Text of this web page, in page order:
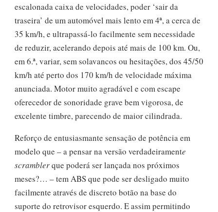
escalonada caixa de velocidades, poder ‘sair da
traseira’ de um automóvel mais lento em 4ª, a cerca de
35 km/h, e ultrapassá-lo facilmente sem necessidade
de reduzir, acelerando depois até mais de 100 km. Ou,
em 6.ª, variar, sem solavancos ou hesitações, dos 45/50
km/h até perto dos 170 km/h de velocidade máxima
anunciada. Motor muito agradável e com escape
oferecedor de sonoridade grave bem vigorosa, de
excelente timbre, parecendo de maior cilindrada.
Reforço de entusiasmante sensação de potência em
modelo que – a pensar na versão verdadeiramente
scramblerque poderá ser lançada nos próximos
meses?… – tem ABS que pode ser desligado muito
facilmente através de discreto botão na base do
suporte do retrovisor esquerdo. E assim permitindo